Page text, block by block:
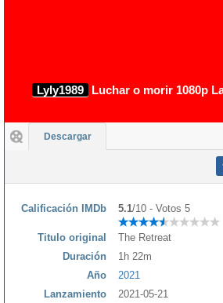
Lyly1989 Luchar o morir 1080p
Descargar
Calificación IMDb 5.1/10 - Votos 5
Titulo original
The Retreat
Duración
1h 22m
Año
2021
Lanzamiento
2021-05-21